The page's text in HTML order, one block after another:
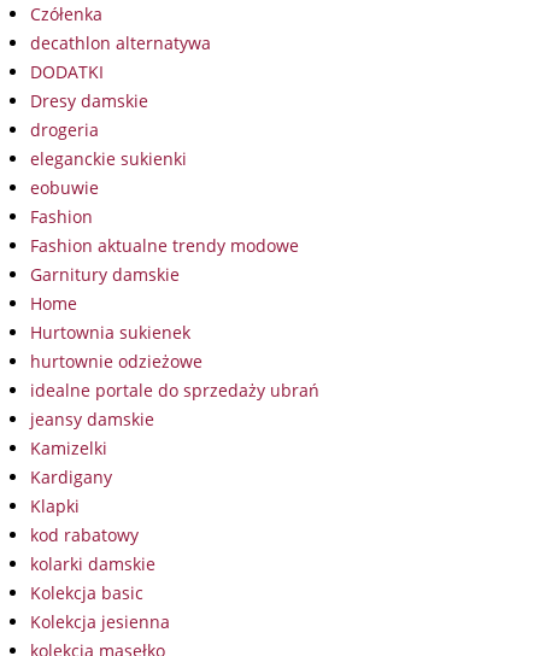
Czółenka
decathlon alternatywa
DODATKI
Dresy damskie
drogeria
eleganckie sukienki
eobuwie
Fashion
Fashion aktualne trendy modowe
Garnitury damskie
Home
Hurtownia sukienek
hurtownie odzieżowe
idealne portale do sprzedaży ubrań
jeansy damskie
Kamizelki
Kardigany
Klapki
kod rabatowy
kolarki damskie
Kolekcja basic
Kolekcja jesienna
kolekcja masełko